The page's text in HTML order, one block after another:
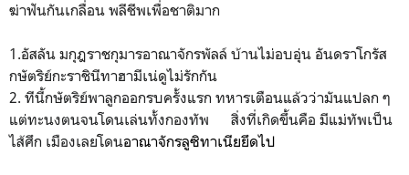
ฆ่าฟันกันเกลื่อน พลีชีพเพื่อชาติมาก
1.อัสลัน มกุฎราชกุมารอาณาจักรพัลล์ บ้านไม่อบอุ่น อันดราโกรัส
กษัตริย์กะราชินีทาฮามีเน่ดูไม่รักกัน
2. ทีนี้กษัตริย์พาลูกออกรบครั้งแรก ทหารเตือนแล้วว่ามันแปลก ๆ
แต่ทะนงตนจนโดนเล่นทั้งกองทัพ สิ่งที่เกิดขึ้นคือ มีแม่ทัพเป็น
ไส้ศึก เมืองเลยโดนอาณาจักรลูซิทาเนียยึดไป